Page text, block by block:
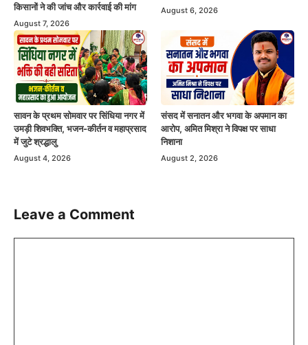
किसानों ने की जांच और कार्रवाई की मांग
August 7, 2026
August 6, 2026
सावन के प्रथम सोमवार पर सिंधिया नगर में
उमड़ी शिवभक्ति, भजन-कीर्तन व महाप्रसाद
में जुटे श्रद्धालु
August 4, 2026
संसद में सनातन और भगवा के अपमान का
आरोप, अमित मिश्रा ने विपक्ष पर साधा
निशाना
August 2, 2026
Leave a Comment